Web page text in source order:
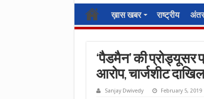
ख़ास खबर राष्ट्रीय
‘पैडमैन’ की प्रोड्यूसर
आरोप, चार्जशीट दाखिल
Sanjay Dwivedy February 5, 2019